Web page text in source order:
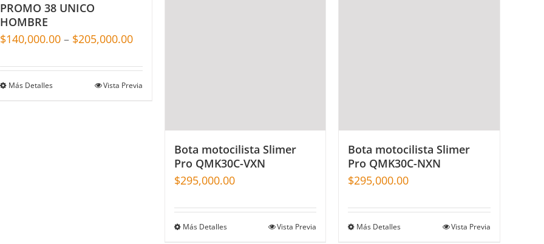
PROMO 38 UNICO
HOMBRE
$140,000.00 – $205,000.00
Más Detalles Vista Previa
Bota motocilista Slimer
Pro QMK30C-VXN
$295,000.00
Más Detalles Vista Previa
Bota motocilista Slimer
Pro QMK30C-NXN
$295,000.00
Más Detalles Vista Previa